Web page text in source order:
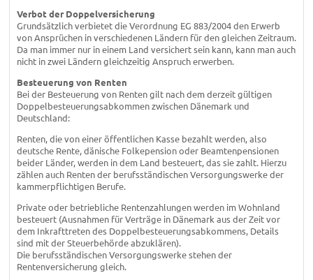
Verbot der Doppelversicherung
Grundsätzlich verbietet die Verordnung EG 883/2004 den Erwerb
von Ansprüchen in verschiedenen Ländern für den gleichen Zeitraum.
Da man immer nur in einem Land versichert sein kann, kann man auch
nicht in zwei Ländern gleichzeitig Anspruch erwerben.
Besteuerung von Renten
Bei der Besteuerung von Renten gilt nach dem derzeit gültigen
Doppelbesteuerungsabkommen zwischen Dänemark und
Deutschland:
Renten, die von einer öffentlichen Kasse bezahlt werden, also
deutsche Rente, dänische Folkepension oder Beamtenpensionen
beider Länder, werden in dem Land besteuert, das sie zahlt. Hierzu
zählen auch Renten der berufsständischen Versorgungswerke der
kammerpflichtigen Berufe.
Private oder betriebliche Rentenzahlungen werden im Wohnland
besteuert (Ausnahmen für Verträge in Dänemark aus der Zeit vor
dem Inkrafttreten des Doppelbesteuerungsabkommens, Details
sind mit der Steuerbehörde abzuklären).
Die berufsständischen Versorgungswerke stehen der
Rentenversicherung gleich.